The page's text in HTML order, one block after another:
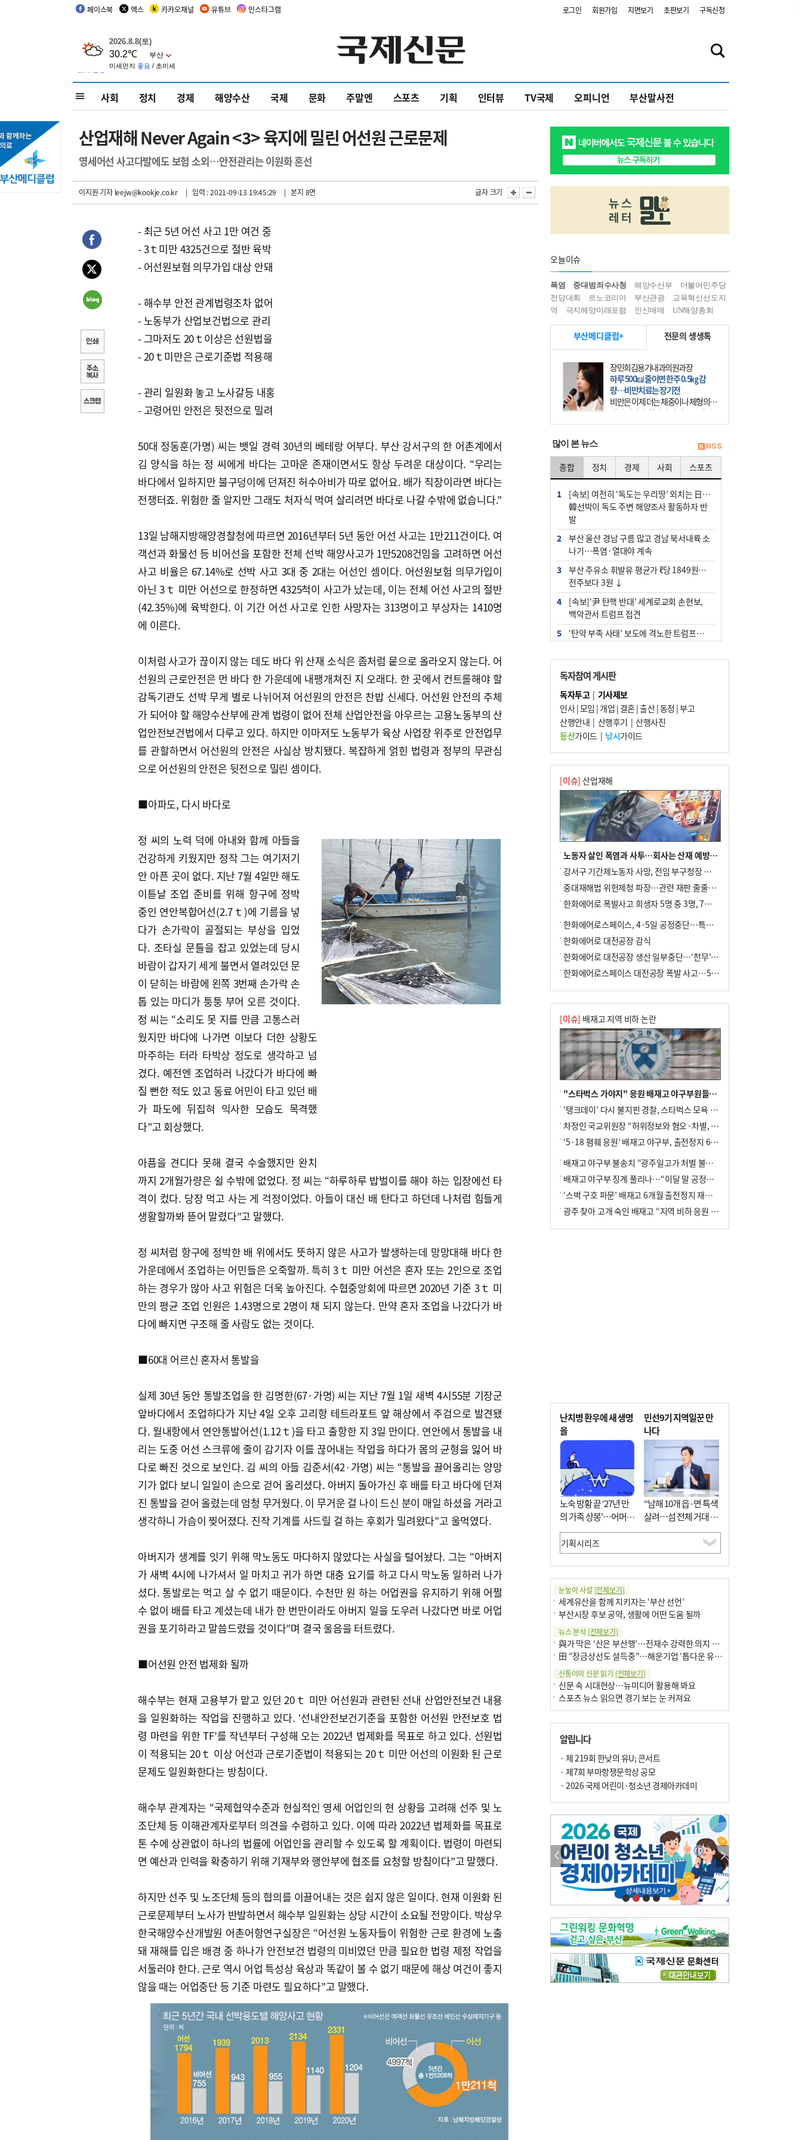
페이스북 엑스 카카오채널 유튜브 인스타그램 로그인 회원가입 지면보기 초판보기 구독신청
사회 정치 경제 해양수산 국제 문화 주말엔 스포츠 기획 인터뷰 TV국제 오피니언 부산말사전
산업재해 Never Again <3> 육지에 밀린 어선원 근로문제
영세어선 사고다발에도 보험 소외…안전관리는 이원화 혼선
이지원 기자leejw@kookje.co.kr | 입력 : 2021-09-13 19:45:29 | 본지 8면 글자 크기
- 최근 5년 어선 사고 1만 여건 중
- 3ｔ미만 4325건으로 절반 육박
- 어선원보험 의무가입 대상 안돼
- 해수부 안전 관계법령조차 없어
- 노동부가 산업보건법으로 관리
- 그마저도 20ｔ이상은 선원법을
- 20ｔ미만은 근로기준법 적용해
- 관리 일원화 놓고 노사갈등 내홍
- 고령어민 안전은 뒷전으로 밀려
50대 정동훈(가명) 씨는 뱃일 경력 30년의 베테랑 어부다. 부산 강서구의 한 어촌계에서
김 양식을 하는 정 씨에게 바다는 고마운 존재이면서도 항상 두려운 대상이다. “우리는
바다에서 일하지만 불구덩이에 던져진 허수아비가 따로 없어요. 배가 직장이라면 바다는
전쟁터죠. 위험한 줄 알지만 그래도 처자식 먹여 살리려면 바다로 나갈 수밖에 없습니다.”
13일 남해지방해양경찰청에 따르면 2016년부터 5년 동안 어선 사고는 1만211건이다. 여
객선과 화물선 등 비어선을 포함한 전체 선박 해양사고가 1만5208건임을 고려하면 어선
사고 비율은 67.14%로 선박 사고 3대 중 2대는 어선인 셈이다. 어선원보험 의무가입이
아닌 3ｔ 미만 어선으로 한정하면 4325척이 사고가 났는데, 이는 전체 어선 사고의 절반
(42.35%)에 육박한다. 이 기간 어선 사고로 인한 사망자는 313명이고 부상자는 1410명
에 이른다.
이처럼 사고가 끊이지 않는 데도 바다 위 산재 소식은 좀처럼 뭍으로 올라오지 않는다. 어
선원의 근로안전은 먼 바다 한 가운데에 내팽개쳐진 지 오래다. 한 곳에서 컨트롤해야 할
감독기관도 선박 무게 별로 나뉘어져 어선원의 안전은 찬밥 신세다. 어선원 안전의 주체
가 되어야 할 해양수산부에 관계 법령이 없어 전체 산업안전을 아우르는 고용노동부의 산
업안전보건법에서 다루고 있다. 하지만 이마저도 노동부가 육상 사업장 위주로 안전업무
를 관할하면서 어선원의 안전은 사실상 방치됐다. 복잡하게 얽힌 법령과 정부의 무관심
으로 어선원의 안전은 뒷전으로 밀린 셈이다.
■아파도, 다시 바다로
정 씨의 노력 덕에 아내와 함께 아들을
건강하게 키웠지만 정작 그는 여기저기
안 아픈 곳이 없다. 지난 7월 4일만 해도
이튿날 조업 준비를 위해 항구에 정박
중인 연안복합어선(2.7ｔ)에 기름을 넣
다가 손가락이 골절되는 부상을 입었
다. 조타실 문틀을 잡고 있었는데 당시
바람이 갑자기 세게 불면서 열려있던 문
이 닫히는 바람에 왼쪽 3번째 손가락 손
톱 있는 마디가 퉁퉁 부어 오른 것이다.
정 씨는 “소리도 못 지를 만큼 고통스러
웠지만 바다에 나가면 이보다 더한 상황도
마주하는 터라 타박상 정도로 생각하고 넘
겼다. 예전엔 조업하러 나갔다가 바다에 빠
질 뻔한 적도 있고 동료 어민이 타고 있던 배
가 파도에 뒤집혀 익사한 모습도 목격했
다”고 회상했다.
아픔을 견디다 못해 결국 수술했지만 완치
까지 2개월가량은 쉴 수밖에 없었다. 정 씨는 “하루하루 밥벌이를 해야 하는 입장에선 타
격이 컸다. 당장 먹고 사는 게 걱정이었다. 아들이 대신 배 탄다고 하던데 나처럼 힘들게
생활할까봐 뜯어 말렸다”고 말했다.
정 씨처럼 항구에 정박한 배 위에서도 뜻하지 않은 사고가 발생하는데 망망대해 바다 한
가운데에서 조업하는 어민들은 오죽할까. 특히 3ｔ 미만 어선은 혼자 또는 2인으로 조업
하는 경우가 많아 사고 위험은 더욱 높아진다. 수협중앙회에 따르면 2020년 기준 3ｔ 미
만의 평균 조업 인원은 1.43명으로 2명이 채 되지 않는다. 만약 혼자 조업을 나갔다가 바
다에 빠지면 구조해 줄 사람도 없는 것이다.
■60대 어르신 혼자서 통발을
실제 30년 동안 통발조업을 한 김명한(67·가명) 씨는 지난 7월 1일 새벽 4시55분 기장군
앞바다에서 조업하다가 지난 4일 오후 고리항 테트라포트 앞 해상에서 주검으로 발견됐
다. 월내항에서 연안통발어선(1.12ｔ)을 타고 출항한 지 3일 만이다. 연안에서 통발을 내
리는 도중 어선 스크류에 줄이 감기자 이를 끊어내는 작업을 하다가 몸의 균형을 잃어 바
다로 빠진 것으로 보인다. 김 씨의 아들 김준서(42·가명) 씨는 “통발을 끌어올리는 양망
기가 없다 보니 일일이 손으로 걷어 올리셨다. 아버지 돌아가신 후 배를 타고 바다에 던져
진 통발을 걷어 올렸는데 엄청 무거웠다. 이 무거운 걸 나이 드신 분이 매일 하셨을 거라고
생각하니 가슴이 찢어졌다. 진작 기계를 사드릴 걸 하는 후회가 밀려왔다”고 울먹였다.
아버지가 생계를 잇기 위해 막노동도 마다하지 않았다는 사실을 털어놨다. 그는 “아버지
가 새벽 4시에 나가셔서 일 마치고 귀가 하면 대충 요기를 하고 다시 막노동 일하러 나가
셨다. 통발로는 먹고 살 수 없기 때문이다. 수천만 원 하는 어업권을 유지하기 위해 어쩔
수 없이 배를 타고 계셨는데 내가 한 번만이라도 아버지 일을 도우러 나갔다면 바로 어업
권을 포기하라고 말씀드렸을 것이다”며 결국 울음을 터트렸다.
■어선원 안전 법제화 될까
해수부는 현재 고용부가 맡고 있던 20ｔ 미만 어선원과 관련된 선내 산업안전보건 내용
을 일원화하는 작업을 진행하고 있다. ‘선내안전보건기준을 포함한 어선원 안전보호 법
령 마련을 위한 TF’를 작년부터 구성해 오는 2022년 법제화를 목표로 하고 있다. 선원법
이 적용되는 20ｔ 이상 어선과 근로기준법이 적용되는 20ｔ 미만 어선의 이원화 된 근로
문제도 일원화한다는 방침이다.
해수부 관계자는 “국제협약수준과 현실적인 영세 어업인의 현 상황을 고려해 선주 및 노
조단체 등 이해관계자로부터 의견을 수렴하고 있다. 이에 따라 2022년 법제화를 목표로
톤 수에 상관없이 하나의 법률에 어업인을 관리할 수 있도록 할 계획이다. 법령이 마련되
면 예산과 인력을 확충하기 위해 기재부와 행안부에 협조를 요청할 방침이다”고 말했다.
하지만 선주 및 노조단체 등의 협의를 이끌어내는 것은 쉽지 않은 일이다. 현재 이원화 된
근로문제부터 노사가 반발하면서 해수부 일원화는 상당 시간이 소요될 전망이다. 박상우
한국해양수산개발원 어촌어항연구실장은 “어선원 노동자들이 위험한 근로 환경에 노출
돼 재해를 입은 배경 중 하나가 안전보건 법령의 미비였던 만큼 필요한 법령 제정 작업을
서둘러야 한다. 근로 역시 어업 특성상 육상과 똑같이 볼 수 없기 때문에 해상 여건이 좋지
않을 때는 어업중단 등 기준 마련도 필요하다”고 말했다.
오늘이슈
폭염 중대범죄수사청 해양수산부
더불어민주당
전당대회
르노코리아 부산관광
교육혁신선도지
역
극지해양미래포럼 인신매매 UN해양총회
부산메디클럽+ 전문의 생생톡
장민희김용기내과의원과장
하루 500㎉ 줄이면 한주 0.5㎏ 감
량…비만치료는 장기전
비만은 이제 더는 체중이나 체형의 문
제가 아니다. 하나의 질병으로 인지
하고 치료와 관리를 해야 한다. 세계
많이 본 뉴스
종합 정치 경제 사회 스포츠
1
[속보] 여전히 ‘독도는 우리땅’ 외치는 日…
韓선박이 독도 주변 해양조사 활동하자 반
발
2
부산 울산 경남 구름 많고 경남 북서내륙 소
나기…폭염·열대야 계속
3
부산 주유소 휘발유 평균가 ℓ당 1849원…
전주보다 3원 ↓
4
[속보]‘尹 탄핵 반대’ 세계로교회 손현보,
백악관서 트럼프 접견
5
‘탄약 부족 사태’ 보도에 격노한 트럼프…
과…“현재는 부적절 행위 없어”
7
"올해 코스피 사이드카 43회 중 25회는 삼
전닉스 ETF 이후 발생"
8
서울 중랑구서 흉기 난동…60대 남성 2명
사망
10 노후 상수도관 파열에 폭염 속 사상구 2300
여 가구 6시간 단수
독자참여 게시판
독자투고| 기사제보
인사|모임 | 개업 | 결혼|출산|동정 |부고
산행안내 | 산행후기 | 산행사진
등산가이드| 낚시가이드
[이슈] 산업재해
노동자 살인 폭염과 사투…회사는 산재 예방·전기료 절감 전력
강서구 기간제노동자 사망, 전임 부구청장 檢 송치
중대재해법 위헌제청 파장…관련 재판 줄줄이 브레이크
한화에어로 폭발사고 희생자 5명 중 3명, 7일 영면
한화에어로스페이스, 4·5일 공정중단…특별 안전점검
한화에어로 대전공장 감식
한화에어로 대전공장 생산 일부중단…‘천무’ 수출 비상
한화에어로스페이스 대전공장 폭발 사고…5명 사망·2명 부상(종합)
[이슈] 배재고 지역 비하 논란
"스타벅스 가야지" 응원 배재고 야구부원들, 학교서 징계 처분
‘탱크데이’ 다시 불지핀 경찰, 스타벅스 모욕 혐의 압수수색
차정인 국교위원장 “허위정보와 혐오·차별, 학교 교실까지 유입"
‘5·18 폄훼 응원’ 배재고 야구부, 출전정지 6개월→1개월 감경
배재고 야구부 불송치 “광주일고가 처벌 불원 의사 표해”
배재고 야구부 징계 풀리나…“이달 말 공정위서 재심의”
‘스벅 구호 파문’ 배재고 6개월 출전정지 재심 신청키로
광주 찾아 고개 숙인 배재고 “지역 비하 응원 잘못”(종합)
난치병 환우에 새 생명
을
노숙 방황 끝 ‘27년 만
의 가족 상봉’…어머니
와 행복 꿈꿔
민선9기 지역일꾼 만
나다
“남해 10개 읍·면 특색
살려…섬 전체 거대 정
원으로 조성”
눈높이 사설 [전체보기]
세계유산을 함께 지키자는 ‘부산 선언’
부산시장 후보 공약, 생활에 어떤 도움 될까
뉴스 분석 [전체보기]
與가 막은 ‘산은 부산행’…전재수 강력한 의지 표명 없인 공염불
田 “장금상선도 설득중”…해운기업 ‘톱다운 유치전’ 가속
신통이의 신문 읽기 [전체보기]
신문 속 시대현상…뉴미디어 활용해 봐요
스포츠 뉴스 읽으면 경기 보는 눈 커져요
구·군 승진 축하화분 관행 없애자니 소상공인 울상
팩트체크[전체보기]
의령 한우산 털중나리
한 손 뉴스[전체보기]
시민이 개발한 폭염 대응 앱 ‘그늘로’ 길안내 지도 등 인기
골목 맛집 발굴 고메 셀렉션…부산시, 페스티벌 시월 연계
오늘의 날씨-[전체보기]
오늘의 날씨- 2026년 8월 7일
오늘의 날씨- 2026년 8월 6일
우리 결혼해요-[전체보기]
우리 결혼해요- 김홍윤·정세빈 커플
알립니다
· 제 219회 한낮의 유U; 콘서트
· 제7회 부마항쟁문학상 공모
· 2026 국제 어린이·청소년 경제아카데미